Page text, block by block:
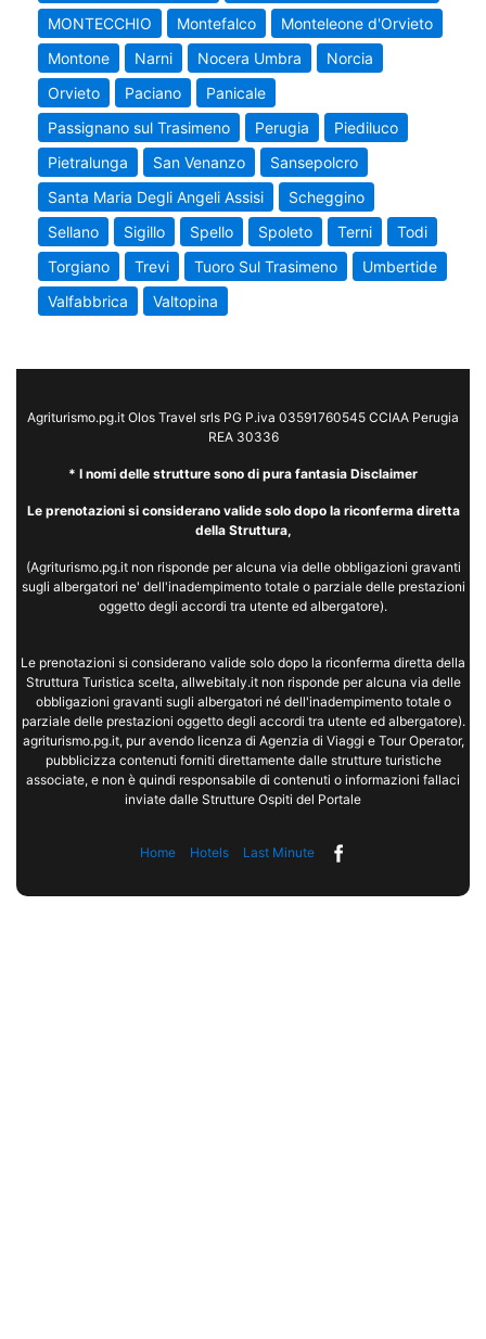
MONTECCHIO
Montefalco
Monteleone d'Orvieto
Montone
Narni Nocera Umbra
Norcia
Orvieto
Paciano
Panicale
Passignano sul Trasimeno
Perugia
Piediluco
Pietralunga
San Venanzo
Sansepolcro
Santa Maria Degli Angeli Assisi
Scheggino
Sellano
Sigillo Spello Spoleto Terni
Todi
Torgiano
Trevi Tuoro Sul Trasimeno
Umbertide
Valfabbrica
Valtopina
Agriturismo.pg.it Olos Travel srls PG P.iva 03591760545 CCIAA Perugia
REA 30336
* I nomi delle strutture sono di pura fantasia Disclaimer
Le prenotazioni si considerano valide solo dopo la riconferma diretta
della Struttura,
(Agriturismo.pg.it non risponde per alcuna via delle obbligazioni gravanti
sugli albergatori ne' dell'inadempimento totale o parziale delle prestazioni
oggetto degli accordi tra utente ed albergatore).
Le prenotazioni si considerano valide solo dopo la riconferma diretta della
Struttura Turistica scelta, allwebitaly.it non risponde per alcuna via delle
obbligazioni gravanti sugli albergatori né dell'inadempimento totale o
parziale delle prestazioni oggetto degli accordi tra utente ed albergatore).
agriturismo.pg.it, pur avendo licenza di Agenzia di Viaggi e Tour Operator,
pubblicizza contenuti forniti direttamente dalle strutture turistiche
associate, e non è quindi responsabile di contenuti o informazioni fallaci
inviate dalle Strutture Ospiti del Portale
Home Hotels Last Minute